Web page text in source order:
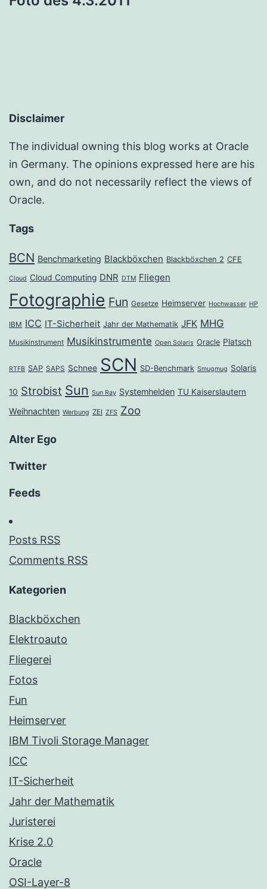
Disclaimer
The individual owning this blog works at Oracle
in Germany. The opinions expressed here are his
own, and do not necessarily reflect the views of
Oracle.
Tags
BCN Benchmarketing Blackböxchen Blackböxchen 2 CFE
Cloud Cloud Computing DNR DTM Fliegen
Fotographie Fun Gesetze Heimserver Hochwasser HP
IBM ICC IT-Sicherheit Jahr der Mathematik JFK MHG
Musikinstrument Musikinstrumente Open Solaris Oracle Platsch
RTFB SAP SAPS Schnee SCN SD-Benchmark Smugmug Solaris
10 Strobist Sun Sun Ray Systemhelden TU Kaiserslautern
Weihnachten Werbung ZEI ZFS Zoo
Alter Ego
Twitter
Feeds
Posts RSS
Comments RSS
Kategorien
Blackböxchen
Elektroauto
Fliegerei
Fotos
Fun
Heimserver
IBM Tivoli Storage Manager
ICC
IT-Sicherheit
Jahr der Mathematik
Juristerei
Krise 2.0
Oracle
OSI-Layer-8